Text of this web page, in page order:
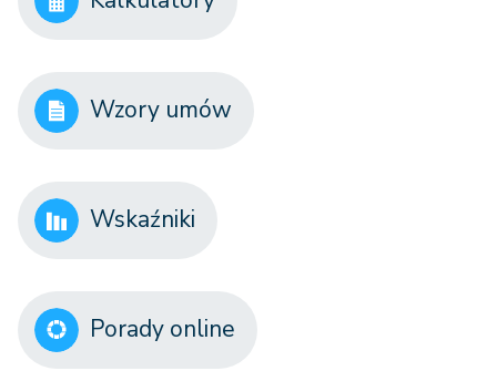
Wzory umów
Wskaźniki
Porady online